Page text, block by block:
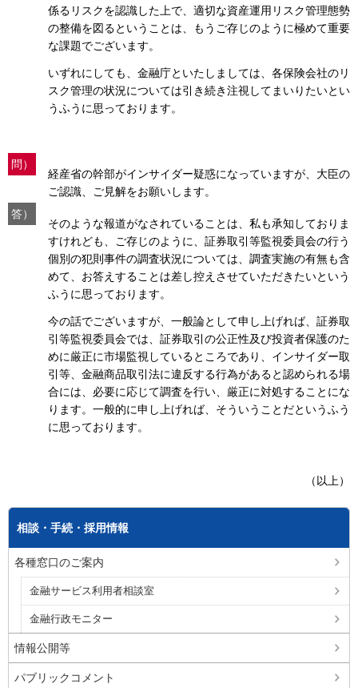
係るリスクを認識した上で、適切な資産運用リスク管理態勢
の整備を図るということは、もうご存じのように極めて重要
な課題でございます。
いずれにしても、金融庁といたしましては、各保険会社のリ
スク管理の状況については引き続き注視してまいりたいとい
うふうに思っております。
問）
経産省の幹部がインサイダー疑惑になっていますが、大臣の
ご認識、ご見解をお願いします。
答）
そのような報道がなされていることは、私も承知しておりま
すけれども、ご存じのように、証券取引等監視委員会の行う
個別の犯則事件の調査状況については、調査実施の有無も含
めて、お答えすることは差し控えさせていただきたいという
ふうに思っております。
今の話でございますが、一般論として申し上げれば、証券取
引等監視委員会では、証券取引の公正性及び投資者保護のた
めに厳正に市場監視しているところであり、インサイダー取
引等、金融商品取引法に違反する行為があると認められる場
合には、必要に応じて調査を行い、厳正に対処することにな
ります。一般的に申し上げれば、そういうことだというふう
に思っております。
（以上）
相談・手続・採用情報
各種窓口のご案内
金融サービス利用者相談室
金融行政モニター
情報公開等
パブリックコメント